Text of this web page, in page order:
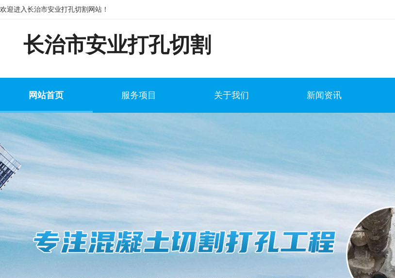
欢迎进入长治市安业打孔切割网站！
长治市安业打孔切割
网站首页 服务项目 关于我们 新闻资讯